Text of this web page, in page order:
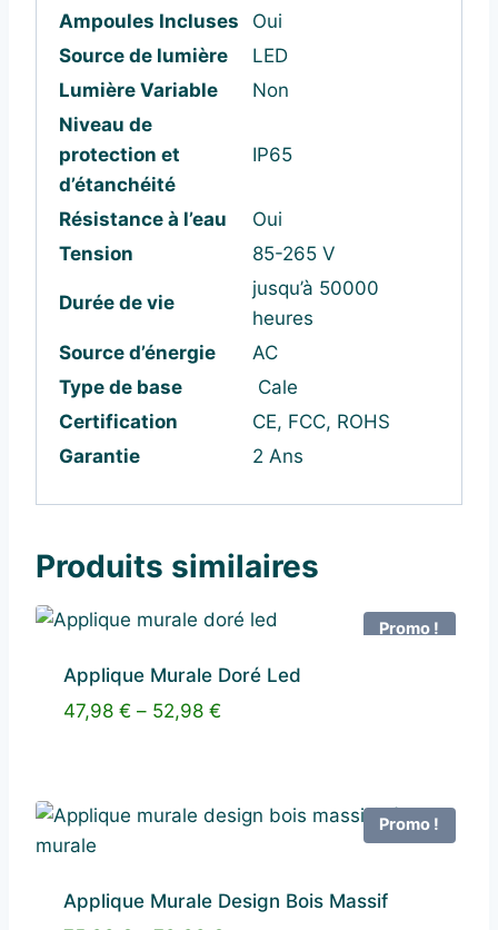
Ampoules Incluses
Oui
Source de lumière
LED
Lumière Variable
Non
Niveau de
protection et
d’étanchéité
IP65
Résistance à l’eau
Oui
Tension
85-265 V
Durée de vie
jusqu’à 50000
heures
Source d’énergie
AC
Type de base
Cale
Certification
CE, FCC, ROHS
Garantie
2 Ans
Produits similaires
Promo !
Applique Murale Doré Led
47,98 € – 52,98 €
Promo !
Applique Murale Design Bois Massif